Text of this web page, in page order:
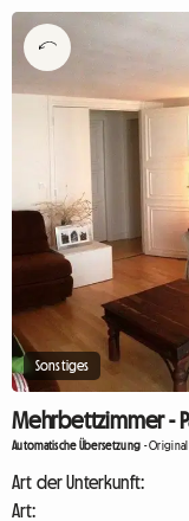
Sonstiges
Mehrbettzimmer -
Automatische Übersetzung -
Art der Unterkunft:
Art: